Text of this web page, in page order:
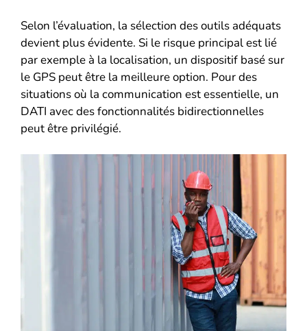
Selon l’évaluation, la sélection des outils adéquats
devient plus évidente. Si le risque principal est lié
par exemple à la localisation, un dispositif basé sur
le GPS peut être la meilleure option. Pour des
situations où la communication est essentielle, un
DATI avec des fonctionnalités bidirectionnelles
peut être privilégié.